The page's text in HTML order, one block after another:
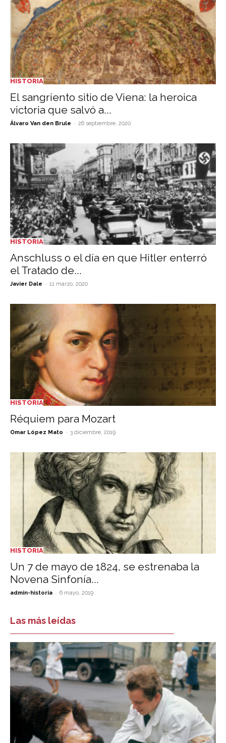
HISTORIA
El sangriento sitio de Viena: la heroica
victoria que salvó a...
Álvaro Van den Brule - 26 septiembre, 2020
HISTORIA
Anschluss o el día en que Hitler enterró
el Tratado de...
Javier Dale - 11 marzo, 2020
HISTORIA
Réquiem para Mozart
Omar López Mato - 3 diciembre, 2019
HISTORIA
Un 7 de mayo de 1824, se estrenaba la
Novena Sinfonía...
admin-historia - 6 mayo, 2019
Las más leídas